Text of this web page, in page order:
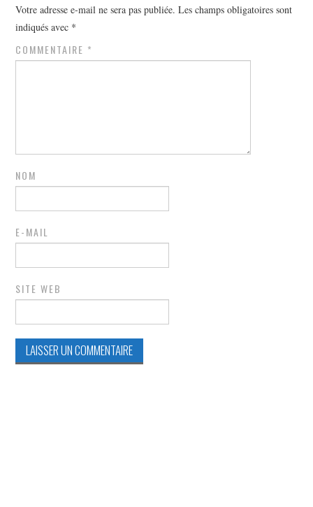
Votre adresse e-mail ne sera pas publiée. Les champs obligatoires sont
indiqués avec *
COMMENTAIRE *
NOM
E-MAIL
SITE WEB